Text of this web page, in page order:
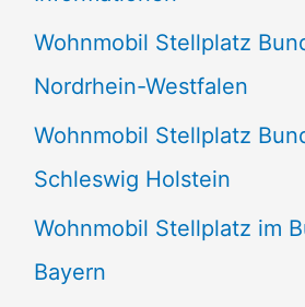
n
n
a
c
h
:
Wohnmobil Stellplatz
Nordrhein-Westfalen
Wohnmobil Stellplatz
Schleswig Holstein
Wohnmobil Stellplatz im
Bayern